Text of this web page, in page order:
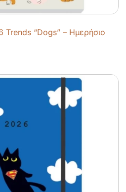
Trends “Dogs” – Ημερήσιο